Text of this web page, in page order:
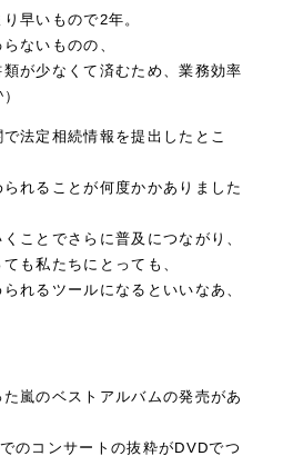
早いもので2年。
ないものの、
が少なくて済むため、業務効率
法定相続情報を提出したとこ
れることが何度かかありました
ことでさらに普及につながり、
も私たちにとっても、
れるツールになるといいなあ、
嵐のベストアルバムの発売があ
のコンサートの抜粋がDVDでつ